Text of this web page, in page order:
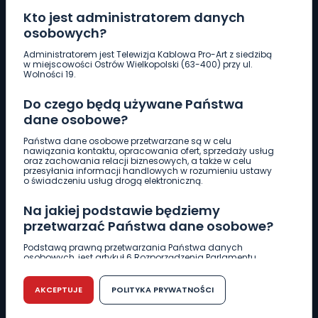
Kto jest administratorem danych
osobowych?
Administratorem jest Telewizja Kablowa Pro-Art z siedzibą
w miejscowości Ostrów Wielkopolski (63-400) przy ul.
Wolności 19.
Do czego będą używane Państwa
dane osobowe?
Państwa dane osobowe przetwarzane są w celu
nawiązania kontaktu, opracowania ofert, sprzedaży usług
oraz zachowania relacji biznesowych, a także w celu
przesyłania informacji handlowych w rozumieniu ustawy
o świadczeniu usług drogą elektroniczną.
Na jakiej podstawie będziemy
przetwarzać Państwa dane osobowe?
Podstawą prawną przetwarzania Państwa danych
osobowych, jest artykuł 6 Rozporządzenia Parlamentu
r. w sprawie ochrony osób fizycznych w związku z
przetwarzaniem danych osobowych w sprawie
swobodnego przepływu takich danych oraz uchylenia
dyrektywy 95/46/WE (RODO).
AKCEPTUJE POLITYKA PRYWATNOŚCI
Pobierz logotyp
661 997 997
REDAKCJA
62 735 22 22redakcja@wlkp24.info
DZIAŁ REKLAMY
62 735 01 85 reklama@wlkp24.info
WIADOMOŚCI
CIEKAWOSTKI